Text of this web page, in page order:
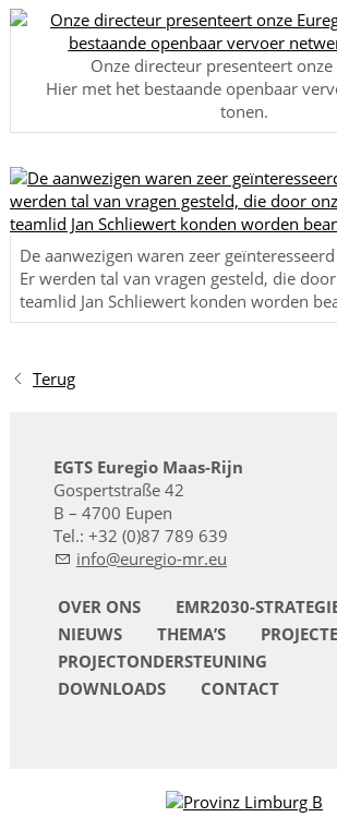
Onze directeur presenteert onze
Hier met het bestaande openbaar
tonen.
De aanwezigen waren zeer
Er werden tal van vragen gesteld, die
teamlid Jan Schliewert konden worden
Terug
EGTS Euregio Maas-Rijn
Gospertstraße 42
B – 4700 Eupen
Tel.: +32 (0)87 789 639
nf
r g -mr
OVER ONS
EMR2030-
NIEUWS
THEMA’S
PROJECTONDERSTEUNING
DOWNLOADS
CONTACT